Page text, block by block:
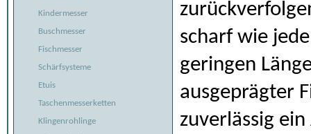
Kindermesser
Buschmesser
Fischmesser
Schärfsysteme
Etuis
Taschenmesserketten
Klingenrohlinge
scharf wie
geringen
ausgeprägter
zuverlässig